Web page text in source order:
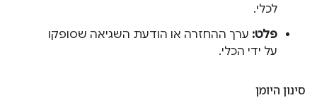
לכלי.
פלט: ערך ההחזרה או הודעת השגיאה שסופקו
על ידי הכלי.
סינון היומן